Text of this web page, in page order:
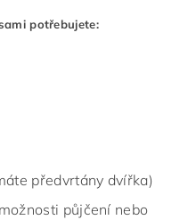
potřebujete:
předvrtány dvířka)
půjčení nebo